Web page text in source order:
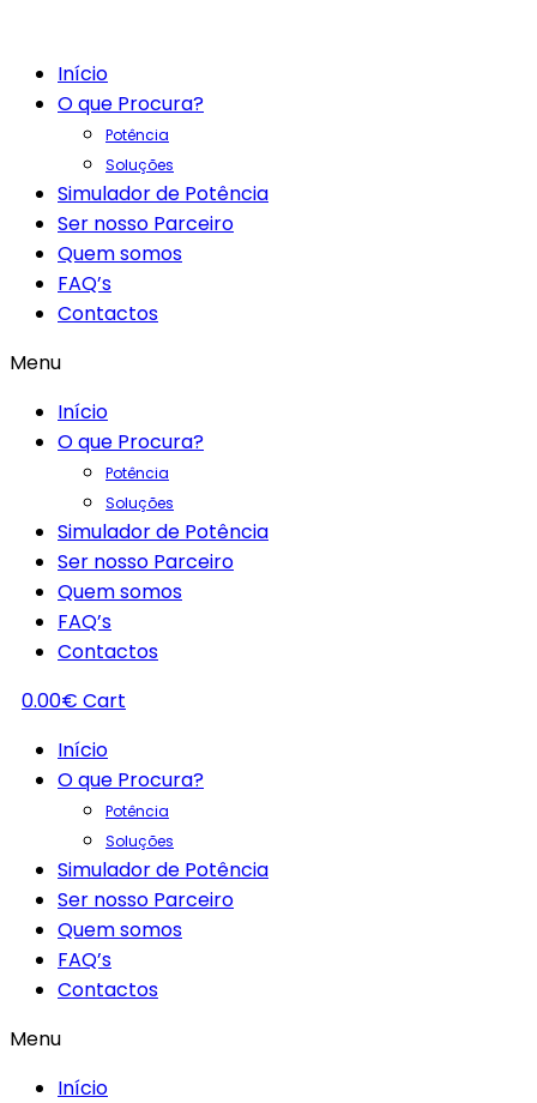
Início
O que Procura?
Potência
Soluções
Simulador de Potência
Ser nosso Parceiro
Quem somos
FAQ’s
Contactos
Menu
Início
O que Procura?
Potência
Soluções
Simulador de Potência
Ser nosso Parceiro
Quem somos
FAQ’s
Contactos
0.00€ Cart
Início
O que Procura?
Potência
Soluções
Simulador de Potência
Ser nosso Parceiro
Quem somos
FAQ’s
Contactos
Menu
Início